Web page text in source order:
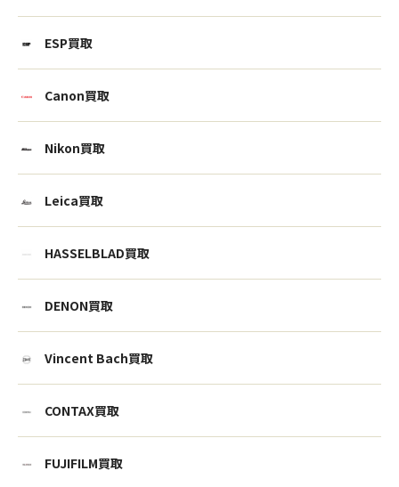
ESP買取
Canon買取
Nikon買取
Leica買取
HASSELBLAD買取
DENON買取
Vincent Bach買取
CONTAX買取
FUJIFILM買取